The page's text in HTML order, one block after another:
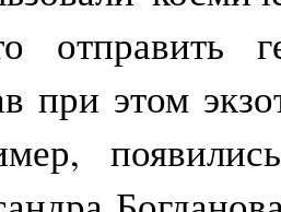
отправить
при этом